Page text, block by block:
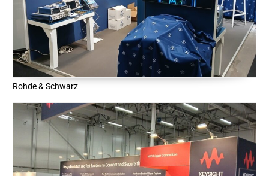
Rohde & Schwarz